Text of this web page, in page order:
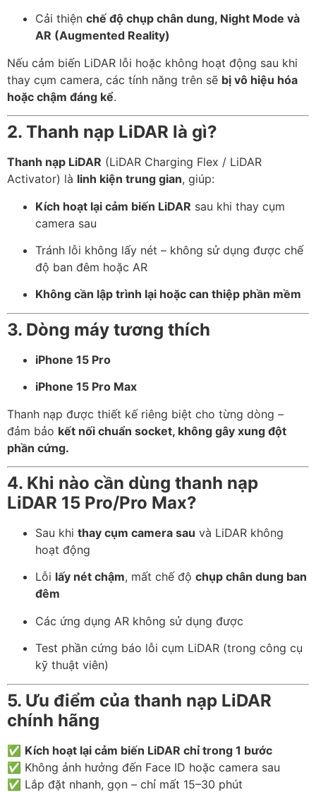
Cải thiện chế độ chụp chân dung, Night Mode và
AR (Augmented Reality)
Nếu cảm biến LiDAR lỗi hoặc không hoạt động sau khi
thay cụm camera, các tính năng trên sẽ bị vô hiệu hóa
hoặc chậm đáng kể.
2. Thanh nạp LiDAR là gì?
Thanh nạp LiDAR (LiDAR Charging Flex / LiDAR
Activator) là linh kiện trung gian, giúp:
Kích hoạt lại cảm biến LiDAR sau khi thay cụm
camera sau
Tránh lỗi không lấy nét – không sử dụng được chế
độ ban đêm hoặc AR
Không cần lập trình lại hoặc can thiệp phần mềm
3. Dòng máy tương thích
iPhone 15 Pro
iPhone 15 Pro Max
Thanh nạp được thiết kế riêng biệt cho từng dòng –
đảm bảo kết nối chuẩn socket, không gây xung đột
phần cứng.
4. Khi nào cần dùng thanh nạp
LiDAR 15 Pro/Pro Max?
Sau khi thay cụm camera sau và LiDAR không
hoạt động
Lỗi lấy nét chậm, mất chế độ chụp chân dung ban
đêm
Các ứng dụng AR không sử dụng được
Test phần cứng báo lỗi cụm LiDAR (trong công cụ
kỹ thuật viên)
5. Ưu điểm của thanh nạp LiDAR
chính hãng
✅ Kích hoạt lại cảm biến LiDAR chỉ trong 1 bước
✅ Không ảnh hưởng đến Face ID hoặc camera sau
✅ Lắp đặt nhanh, gọn – chỉ mất 15–30 phút